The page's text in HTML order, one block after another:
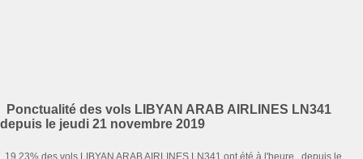
Ponctualité des vols LIBYAN ARAB AIRLINES LN341
depuis le jeudi 21 novembre 2019
19.23% des vols LIBYAN ARAB AIRLINES LN341 ont été à l'heure , depuis le